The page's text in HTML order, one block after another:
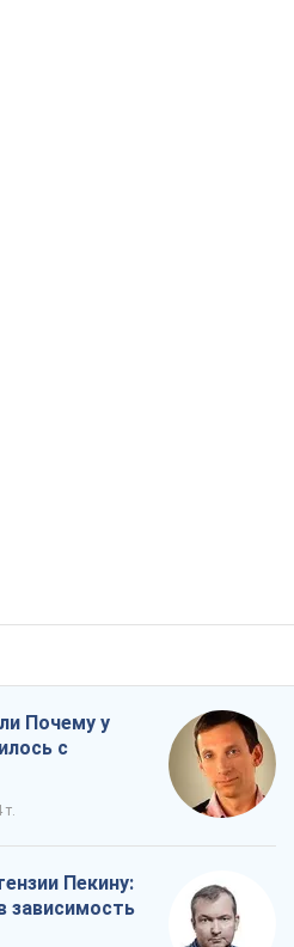
Почему у
с
т.
Пекину:
зависимость